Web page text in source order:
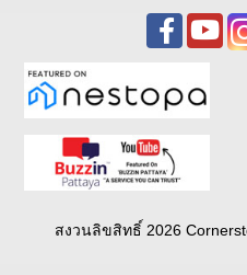
สงวนลิขสิทธิ์ 2026